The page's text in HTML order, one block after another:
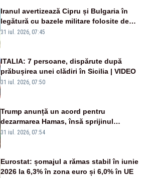
Iranul avertizează Cipru și Bulgaria în
legătură cu bazele militare folosite de
SUA
31 iul. 2026, 07:45
ITALIA: 7 persoane, dispărute după
prăbușirea unei clădiri în Sicilia | VIDEO
31 iul. 2026, 07:50
Trump anunță un acord pentru
dezarmarea Hamas, însă sprijinul
Israelului rămâne incert
31 iul. 2026, 07:54
Eurostat: șomajul a rămas stabil în iunie
2026 la 6,3% în zona euro și 6,0% în UE